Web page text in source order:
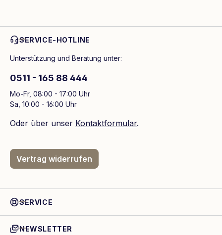
SERVICE-HOTLINE
Unterstützung und Beratung unter:
0511 - 165 88 444
Mo-Fr, 08:00 - 17:00 Uhr
Sa, 10:00 - 16:00 Uhr
Oder über unser Kontaktformular.
Vertrag widerrufen
SERVICE
NEWSLETTER